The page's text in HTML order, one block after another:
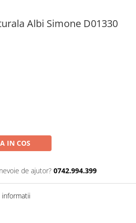
Albi Simone D01330
IN COS
de ajutor? 0742.994.399
informatii